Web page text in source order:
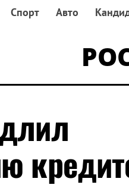
Спорт Авто